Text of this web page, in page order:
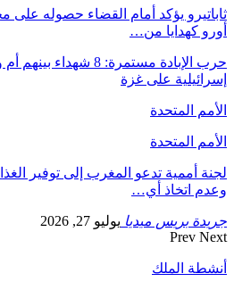
أورو كهدايا من…
حرب الإبادة مستمرة: 8
إسرائيلية على غزة
الأمم المتحدة
الأمم المتحدة
لجنة أممية تدعو المغرب إلى توفير
وعدم اتخاذ أي…
جريدة بريس ميديا يوليو 27, 2026
Prev Next
أنشطة الملك